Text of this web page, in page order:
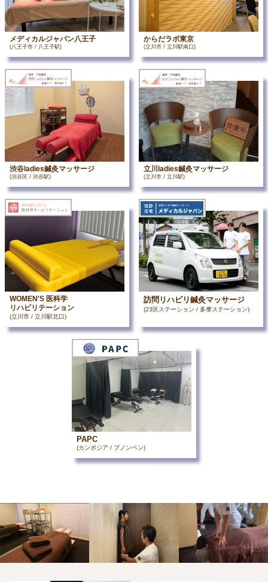
メディカルジャパン八王子
(八王子市 / 八王子駅)
からだラボ東京
(立川市 / 立川駅南口)
渋谷ladies鍼灸マッサージ
(渋谷区 / 渋谷駅)
立川ladies鍼灸マッサージ
(立川市 / 立川駅)
WOMEN'S 医科学
リハビリテーション
(立川市 / 立川駅北口)
訪問リハビリ鍼灸マッサージ
(23区ステーション / 多摩ステーション)
PAPC
(カンボジア / プノンペン)